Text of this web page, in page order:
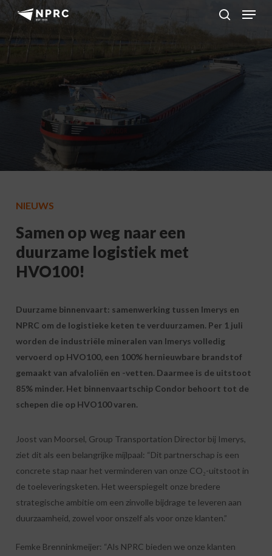
to
main
content
Menu
NIEUWS
Samen op weg naar een
duurzame logistiek met
HVO100!
Duurzame binnenvaart: samenwerking tussen Imerys en
NPRC om de logistieke keten te verduurzamen. Per 1 juli
worden de industriële mineralen van Imerys volledig
vervoerd op HVO100, een 100% hernieuwbare brandstof
gemaakt van afvaloliën en -vetten. Daarmee is de uitstoot
85% minder. Het binnenvaartschip Condor behoort tot de
schepen die op HVO100 varen.
Joost van Moorsel, Group Transportation Director bij Imerys,
ziet dit als een belangrijke mijlpaal: “Dit partnerschap is een
concrete stap naar het verminderen van onze CO₂-uitstoot in
de toeleveringsketen. Het weerspiegelt onze bredere
strategische ambitie om een zinvolle bijdrage te leveren aan
duurzaamheid, zowel voor onszelf als voor onze klanten.”
Femke Brenninkmeijer: “Als NPRC bieden we onze klanten